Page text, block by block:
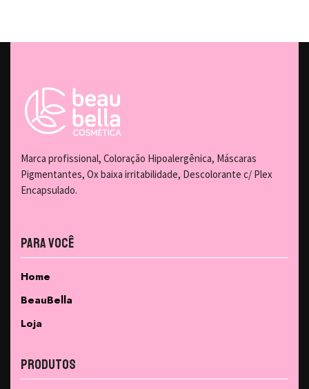
Marca profissional, Coloração Hipoalergênica, Máscaras
Pigmentantes, Ox baixa irritabilidade, Descolorante c/ Plex
Encapsulado.
Para Você
Home
BeauBella
Loja
Produtos